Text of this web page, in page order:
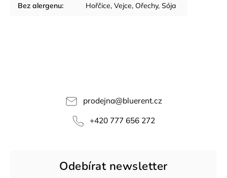
Bez alergenu: Hořčice, Vejce, Ořechy, Sója
prodejna@bluerent.cz
+420 777 656 272
Odebírat newsletter